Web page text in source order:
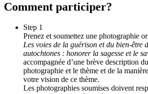
Comment participer?
Step 1
Prenez et soumettez une photographie
Les voies de la guérison et du bien-être
autochtones : honorer la sagesse et le
accompagnée d’une brève description
photographie et le thème et de la
votre vision de ce thème.
Les photographies soumises doivent